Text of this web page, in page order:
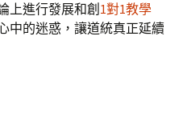
上進行發展和創 1對1教學
中的迷惑，讓道統真正延續